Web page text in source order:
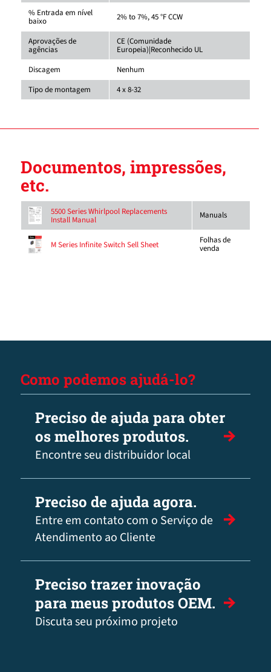
% Entrada em nível
baixo 2% to 7%, 45 °F CCW
Aprovações de
agências
CE (Comunidade
Europeia)|Reconhecido UL
Discagem
Nenhum
Tipo de montagem
4 x 8-32
Documentos, impressões,
etc.
5500 Series Whirlpool Replacements
Install Manual Manuals
M Series Infinite Switch Sell Sheet Folhas de
venda
Como podemos ajudá-lo?
Preciso de ajuda para obter
os melhores produtos.
Encontre seu distribuidor local
Preciso de ajuda agora.
Entre em contato com o Serviço de
Atendimento ao Cliente
Preciso trazer inovação
para meus produtos OEM.
Discuta seu próximo projeto